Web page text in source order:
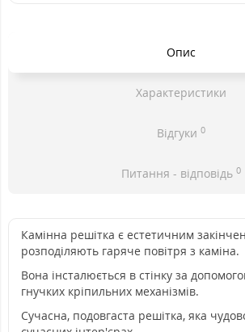
Опис
Характеристики
Відгуки 0
Питання - відповідь 0
Камінна решітка є естетичним
розподіляють гаряче повітря з каміна.
Вона інсталюється в стінку за
гнучких кріпильних механізмів.
Сучасна, подовгаста решітка, яка